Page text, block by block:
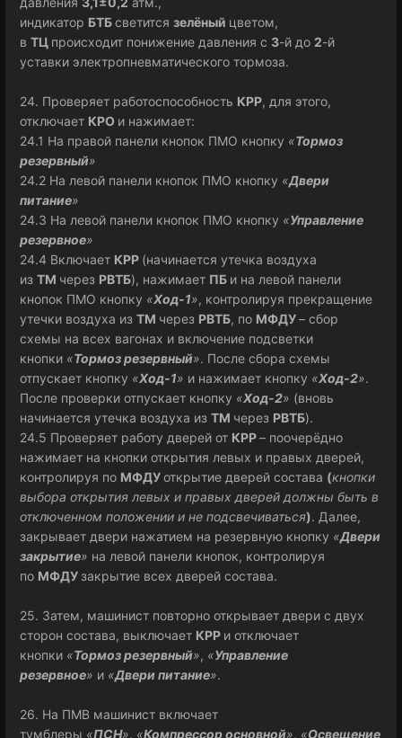
индикатор БТБсветится зелёный цветом,
в ТЦ происходит понижение давления с 3-й до 2-й
уставки электропневматического тормоза.
24. Проверяет работоспособность КРР, для этого,
отключает КРО и нажимает:
24.1 На правой панели кнопок ПМО кнопку «Тормоз
резервный»
24.2 На левой панели кнопок ПМО кнопку «Двери
питание»
24.3 На левой панели кнопок ПМО кнопку «Управление
резервное»
24.4 Включает КРР (начинается утечка воздуха
из ТМ через РВТБ), нажимает ПБ и на левой панели
кнопок ПМО кнопку «Ход-1», контролируя прекращение
утечки воздуха из ТМ через РВТБ, по МФДУ– сбор
схемы на всех вагонах и включение подсветки
кнопки «Тормоз резервный». После сбора схемы
отпускает кнопку «Ход-1» и нажимает кнопку «Ход-2».
После проверки отпускает кнопку «Ход-2» (вновь
начинается утечка воздуха из ТМ через РВТБ).
24.5 Проверяет работу дверей от КРР– поочерёдно
нажимает на кнопки открытия левых и правых дверей,
контролируя по МФДУоткрытие дверей состава (кнопки
выбора открытия левых и правых дверей должны быть в
отключенном положении и не подсвечиваться). Далее,
закрывает двери нажатием на резервную кнопку «Двери
закрытие» на левой панели кнопок, контролируя
по МФДУзакрытие всех дверей состава.
25. Затем, машинист повторно открывает двери с двух
сторон состава, выключает КРР и отключает
кнопки «Тормоз резервный», «Управление
резервное» и «Двери питание».
26. На ПМВ машинист включает
тумблеры «ПСН», «Компрессор основной», «Освещение